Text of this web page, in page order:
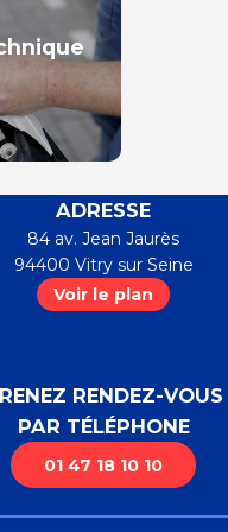
ADRESSE
84 av. Jean Jaurès
94400 Vitry sur Seine
Voir le plan
RENDEZ-VOUS
PAR TÉLÉPHONE
01 47 18 10 10